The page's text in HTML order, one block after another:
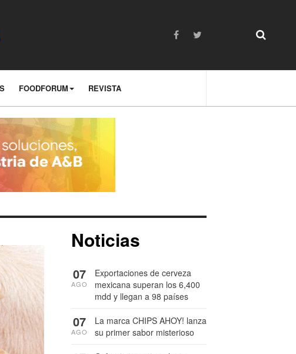
FOODFORUM REVISTA
Noticias
Exportaciones de cerveza
mexicana superan los 6,400
mdd y llegan a 98 países
07
AGO
La marca CHIPS AHOY! lanza
su primer sabor misterioso
07
AGO